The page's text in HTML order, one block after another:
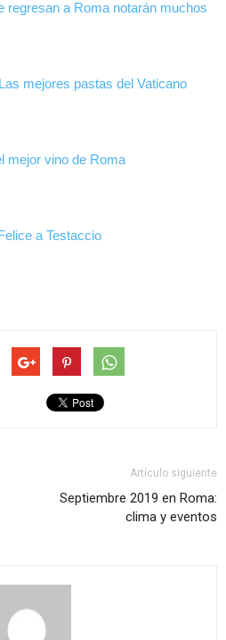
regresan a Roma notarán muchos
mejores pastas del Vaticano
mejor vino de Roma
a Testaccio
Artículo siguiente
Septiembre 2019 en Roma:
clima y eventos